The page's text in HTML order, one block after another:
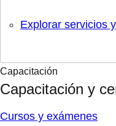
Explorar servicios
Capacitación
Capacitación y
Cursos y exámenes